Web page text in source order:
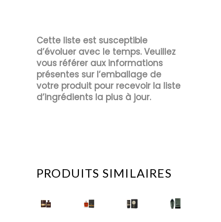
Cette liste est susceptible
d’évoluer avec le temps. Veuillez
vous référer aux informations
présentes sur l’emballage de
votre produit pour recevoir la liste
d’ingrédients la plus à jour.
PRODUITS SIMILAIRES